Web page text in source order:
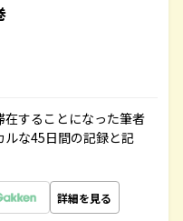
することになった筆者
な45日間の記録と記
詳細を見る